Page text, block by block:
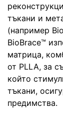
тъкани и
(например
BioBrace™
матрица,
от PLLA, за
който
тъкани,
предимства.